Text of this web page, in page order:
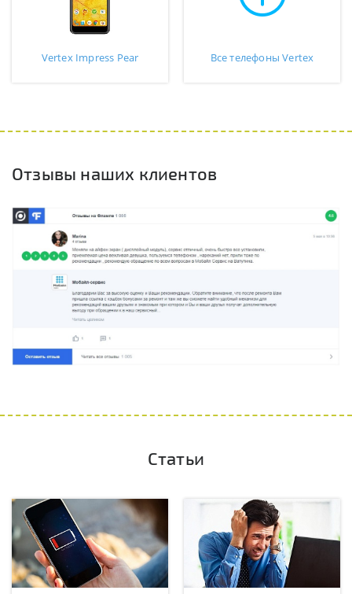
Vertex Impress Pear Все телефоны Vertex
Отзывы наших клиентов
Статьи